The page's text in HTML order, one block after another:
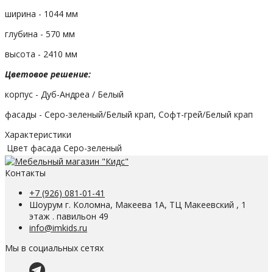
ширина - 1044 мм
глубина - 570 мм
высота - 2410 мм
Цветовое решение:
корпус - Дуб-Андреа / Белый
фасады - Серо-зеленый/Белый крап, Софт-грей/Белый крап
Характеристики
Цвет фасада Серо-зеленый
Контакты
+7 (926) 081-01-41
Шоурум г. Коломна, Макеева 1А, ТЦ Макеевский , 1
этаж . павильон 49
info@imkids.ru
Мы в социальных сетях